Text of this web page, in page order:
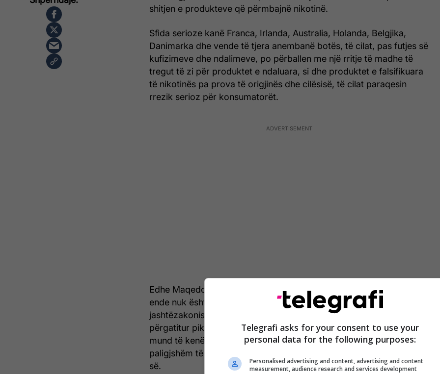
shitjen e produkteve që përmbajnë nikotinë.
Sfida serioze kanë Franca, Irlanda, Australia, Holanda, Belgjika,
Danimarka dhe vende të tjera anembanë botës, të cilat, pas futjes së
kufizimeve dhe ndalimeve, po përballen me një rritje të madhe të
tregut të zi për produktet e ndaluara, si dhe produktet e falsifikuara
të nikotinës pa prova të origjinës dhe cilësisë, të cilat paraqesin
rrezik serioz për konsumatorët.
Edhe Maqedonia përballet me sfidën e tregtisë të paligjshme, e cila
ende nuk është në shkallën e vendeve me politika ligjore
jashtëzakonisht kufizuese. Megjithatë, Ministria e Shëndetësisë ka
përgatitur pikërisht një zgjidhje të tillë ligjore me masa kufizuese që
mund të kenë të njëjtin efekt në ekonominë gri dhe tregun e
paligjshëm të produkteve të duhanit, siç ka ndodhur në vendet e BE-
së.
Telegrafi asks for your consent to use your
personal data for the following purposes:
Personalised advertising and content, advertising and content
measurement, audience research and services development